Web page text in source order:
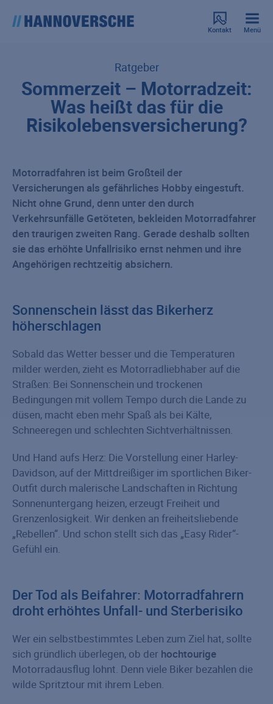
Kontakt Menü
Ratgeber
Sommerzeit – Motorradzeit:
Was heißt das für die
Risikolebensversicherung?
Motorradfahren ist beim Großteil der
Versicherungen als gefährliches Hobby eingestuft.
Nicht ohne Grund, denn unter den durch
Verkehrsunfälle Getöteten, bekleiden Motorradfahrer
den traurigen zweiten Rang. Gerade deshalb sollten
sie das erhöhte Unfallrisiko ernst nehmen und ihre
Angehörigen rechtzeitig absichern.
Sonnenschein lässt das Bikerherz
höherschlagen
Sobald das Wetter besser und die Temperaturen
milder werden, zieht es Motorradliebhaber auf die
Straßen: Bei Sonnenschein und trockenen
Bedingungen mit vollem Tempo durch die Lande zu
düsen, macht eben mehr Spaß als bei Kälte,
Schneeregen und schlechten Sichtverhältnissen.
Und Hand aufs Herz: Die Vorstellung einer Harley-
Davidson, auf der Mittdreißiger im sportlichen Biker-
Outfit durch malerische Landschaften in Richtung
Sonnenuntergang heizen, erzeugt Freiheit und
Grenzenlosigkeit. Wir denken an freiheitsliebende
„Rebellen“. Und schon stellt sich das „Easy Rider“-
Gefühl ein.
Der Tod als Beifahrer: Motorradfahrern
droht erhöhtes Unfall- und Sterberisiko
Wer ein selbstbestimmtes Leben zum Ziel hat, sollte
sich gründlich überlegen, ob der hochtourige
Motorradausflug lohnt. Denn viele Biker bezahlen die
wilde Spritztour mit ihrem Leben.